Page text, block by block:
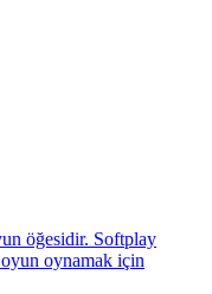
öğesidir. Softplay
oynamak için